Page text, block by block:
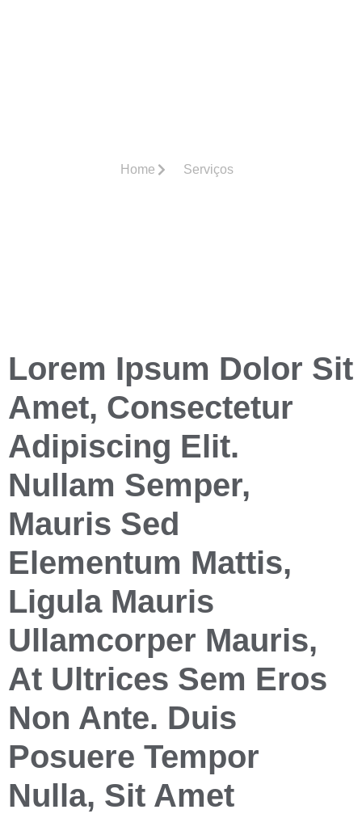
Home Serviços
Lorem Ipsum Dolor Sit
Amet, Consectetur
Adipiscing Elit.
Nullam Semper,
Mauris Sed
Elementum Mattis,
Ligula Mauris
Ullamcorper Mauris,
At Ultrices Sem Eros
Non Ante. Duis
Posuere Tempor
Nulla, Sit Amet